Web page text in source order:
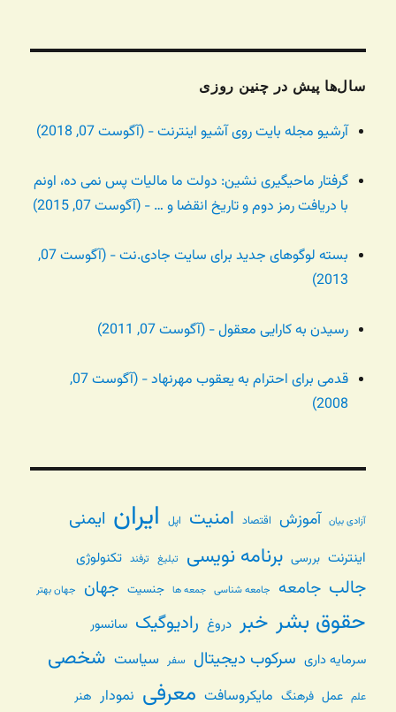
سال‌ها پیش در چنین روزی
آرشیو مجله بایت روی آشیو اینترنت - (آگوست 07, 2018)
گرفتار ماحیگیری نشین: دولت ما مالیات پس نمی ده، اونم
با دریافت رمز دوم و تاریخ انقضا و … - (آگوست 07, 2015)
بسته لوگوهای جدید برای سایت جادی.نت - (آگوست 07,
2013)
رسیدن به کارایی معقول - (آگوست 07, 2011)
قدمی برای احترام به یعقوب مهرنهاد - (آگوست 07,
2008)
آزادی بیان آموزش اقتصاد امنیت اپل ایران ایمنی
اینترنت بررسی برنامه نویسی تبلیغ ترفند تکنولوژی
جالب جامعه جامعه شناسی جمعه ها جنسیت جهان جهان بهتر
حقوق بشر خبر دروغ رادیوگیک سانسور
سرمایه داری سرکوب دیجیتال سفر سیاست شخصی
علم عمل فرهنگ مایکروسافت معرفی نمودار هنر